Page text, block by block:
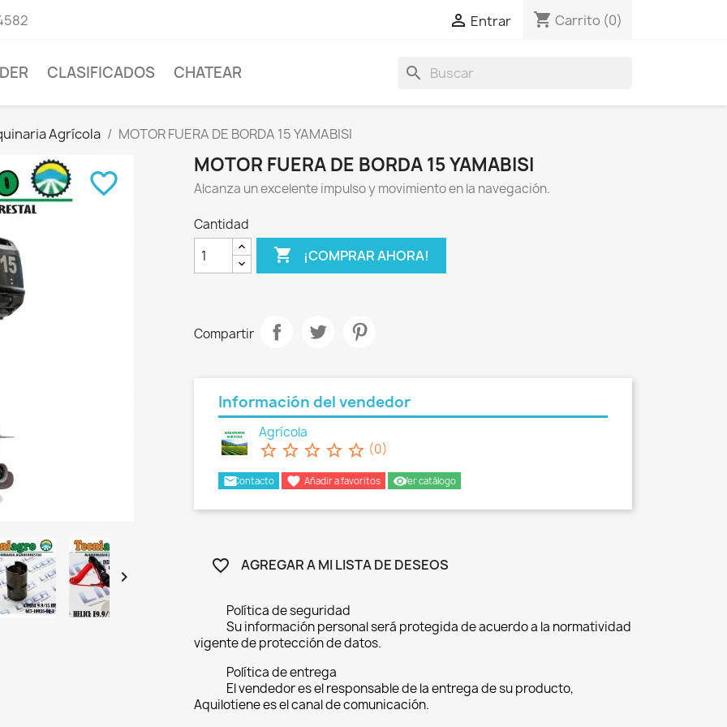
 Entrar shopping_cart Carrito (0)
CLASIFICADOS CHATEAR search
Agrícola MOTOR FUERA DE BORDA 15 YAMABISI
favorite_border

MOTOR FUERA DE BORDA 15 YAMABISI
Alcanza un excelente impulso y movimiento en la navegación.
Cantidad
 ¡COMPRAR AHORA!
Compartir
Información del vendedor
Agrícola
star_border star_border star_border star_border star_border (0)
emailContacto  Añadir a favoritos remove_red_eyeVer catálogo
favorite_border AGREGAR A MI LISTA DE DESEOS
Política de seguridad
Su información personal será protegida de acuerdo a la normatividad
vigente de protección de datos.
Política de entrega
El vendedor es el responsable de la entrega de su producto,
Aquilotiene es el canal de comunicación.